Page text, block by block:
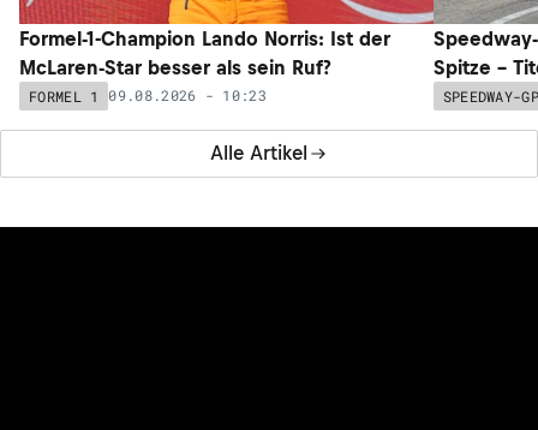
Alle Artikel
Formel-1-Champion Lando Norris: Ist der
McLaren-Star besser als sein Ruf?
FORMEL 1 09.08.2026 - 10:23
Spitze –
SPEEDWAY-GP